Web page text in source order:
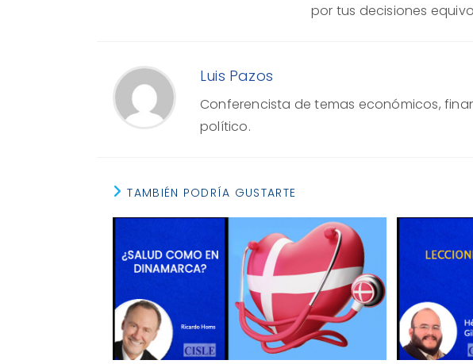
por tus decisiones
Luis Pazos
Conferencista de temas económicos,
político.
TAMBIÉN PODRÍA GUSTARTE